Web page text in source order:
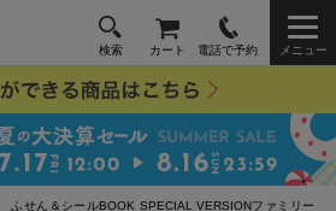
検索 カート 電話で予約 メニュー
ふせん＆シールBOOK SPECIAL VERSIONファミリー